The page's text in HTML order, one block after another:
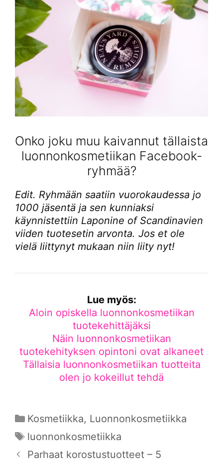
Onko joku muu kaivannut tällaista
luonnonkosmetiikan Facebook-
ryhmää?
Edit. Ryhmään saatiin vuorokaudessa jo
1000 jäsentä ja sen kunniaksi
käynnistettiin Laponine of Scandinavien
viiden tuotesetin arvonta. Jos et ole
vielä liittynyt mukaan niin liity nyt!
Lue myös:
Aloin opiskella luonnonkosmetiikan
tuotekehittäjäksi
Näin luonnonkosmetiikan
tuotekehityksen opintoni ovat alkaneet
Tällaisia luonnonkosmetiikan tuotteita
olen jo kokeillut tehdä
Kategoriat
Kosmetiikka, Luonnonkosmetiikka
Avainsanat
luonnonkosmetiikka
Parhaat korostustuotteet – 5